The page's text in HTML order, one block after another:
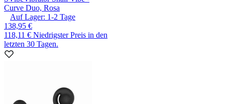
Curve Duo, Rosa
Auf Lager: 1-2 Tage
138,95 €
118,11 € Niedrigster Preis in den
letzten 30 Tagen.